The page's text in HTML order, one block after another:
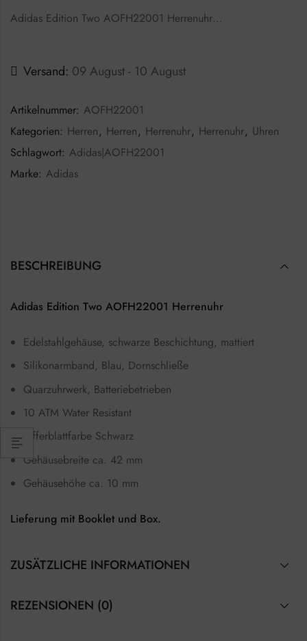
Adidas Edition Two AOFH22001 Herrenuhr…
Versand: 09 August - 10 August
Artikelnummer: AOFH22001
Kategorien: Herren, Herren, Herrenuhr, Herrenuhr, Uhren
Schlagwort: Adidas|AOFH22001
Marke: Adidas
BESCHREIBUNG
Adidas Edition Two AOFH22001 Herrenuhr
Edelstahlgehäuse, schwarze Beschichtung, mattiert
Silikonarmband, Blau, Dornschließe
Quarzuhrwerk, Batteriebetrieben
10 ATM Water Resistant
Zifferblattfarbe Schwarz
Gehäusebreite ca. 42 mm
Gehäusehöhe ca. 10 mm
Lieferung mit Booklet und Box.
ZUSÄTZLICHE INFORMATIONEN
REZENSIONEN (0)